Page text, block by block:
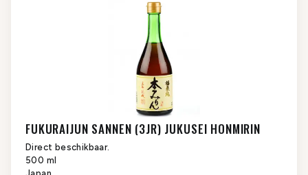
FUKURAIJUN SANNEN (3JR) JUKUSEI HONMIRIN
Direct beschikbaar.
500 ml